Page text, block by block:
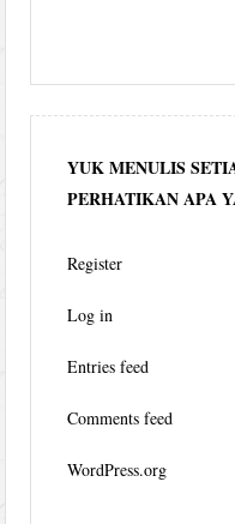
YUK MENULIS
PERHATIKAN APA
Register
Log in
Entries feed
Comments feed
WordPress.org